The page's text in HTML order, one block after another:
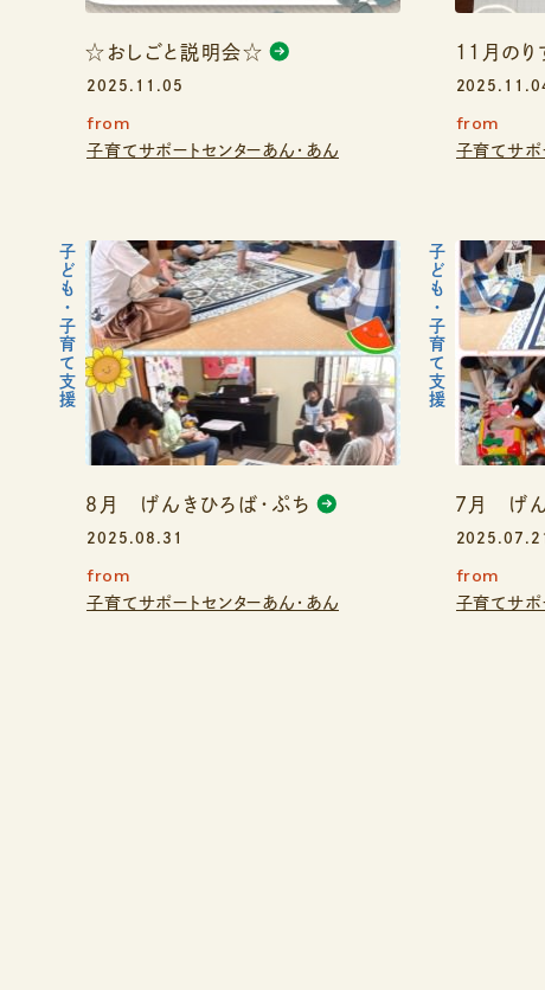
☆おしごと説明会☆
2025.11.05
from
子育てサポートセンターあん・あん
11月のり
from
子育てサポ
８月 げんきひろば・ぷち
2025.08.31
from
子育てサポートセンターあん・あん
子ども・子育て支援
７月 げん
2025.07.21
from
子育てサポ
子ども・子育て支援